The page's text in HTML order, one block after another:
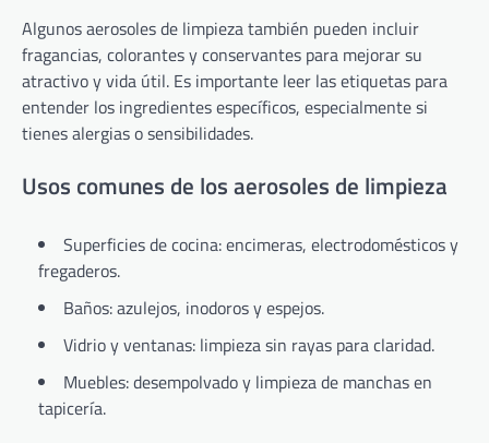
Algunos aerosoles de limpieza también pueden incluir
fragancias, colorantes y conservantes para mejorar su
atractivo y vida útil. Es importante leer las etiquetas para
entender los ingredientes específicos, especialmente si
tienes alergias o sensibilidades.
Usos comunes de los aerosoles de limpieza
Superficies de cocina: encimeras, electrodomésticos y
fregaderos.
Baños: azulejos, inodoros y espejos.
Vidrio y ventanas: limpieza sin rayas para claridad.
Muebles: desempolvado y limpieza de manchas en
tapicería.